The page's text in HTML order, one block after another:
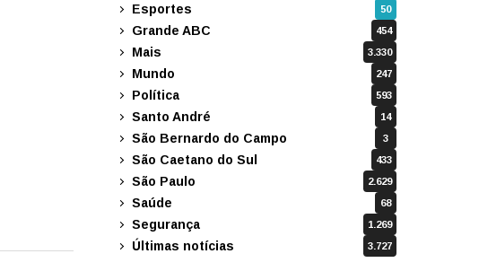
Esportes 50
Grande ABC 454
Mais 3.330
Mundo 247
Política 593
Santo André 14
São Bernardo do Campo 3
São Caetano do Sul 433
São Paulo 2.629
Saúde 68
Segurança 1.269
Últimas notícias 3.727